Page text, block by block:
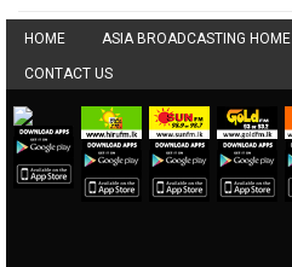
HOME ASIA BROADCASTING HOME
CONTACT US